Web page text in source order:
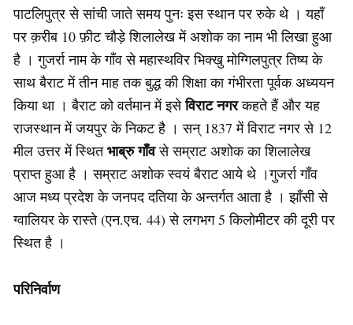
पाटलिपुत्र से सांची जाते समय पुनः इस स्थान पर रुके थे । यहाँ
पर क़रीब 10 फ़ीट चौड़े शिलालेख में अशोक का नाम भी लिखा हुआ
है । गुजर्रा नाम के गाँव से महास्थविर भिक्खु मोग्गिलपुत्र तिष्य के
साथ बैराट में तीन माह तक बुद्ध की शिक्षा का गंभीरता पूर्वक अध्ययन
किया था । बैराट को वर्तमान में इसेविराट नगरकहते हैं और यह
राजस्थान में जयपुर के निकट है । सन् 1837 में विराट नगर से 12
मील उत्तर में स्थितभाब्रु गाँवसे सम्राट अशोक का शिलालेख
प्राप्त हुआ है । सम्राट अशोक स्वयं बैराट आये थे ।गुजर्रा गाँव
आज मध्य प्रदेश के जनपद दतिया के अन्तर्गत आता है । झाँसी से
ग्वालियर के रास्ते (एन.एच. 44) से लगभग 5 किलोमीटर की दूरी पर
स्थित है ।
परिनिर्वाण